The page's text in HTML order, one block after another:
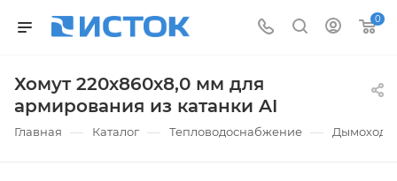
0
Хомут 220х860х8,0 мм для
армирования из катанки AI
Главная — Каталог — Тепловодоснабжение — Дымоходы